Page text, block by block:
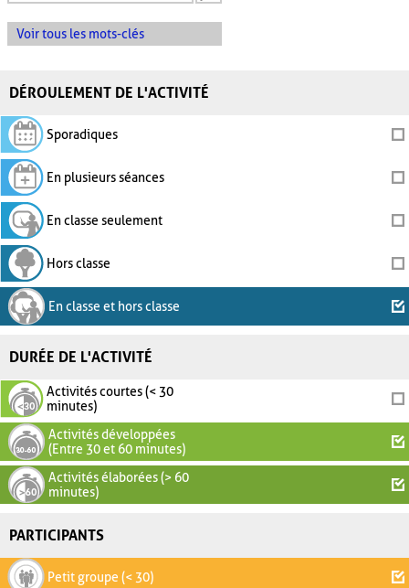
Voir tous les mots-clés
DÉROULEMENT DE L'ACTIVITÉ
Sporadiques
En plusieurs séances
En classe seulement
Hors classe
En classe et hors classe
DURÉE DE L'ACTIVITÉ
Activités courtes (< 30
minutes)
Activités développées
(Entre 30 et 60 minutes)
Activités élaborées (> 60
minutes)
PARTICIPANTS
Petit groupe (< 30)